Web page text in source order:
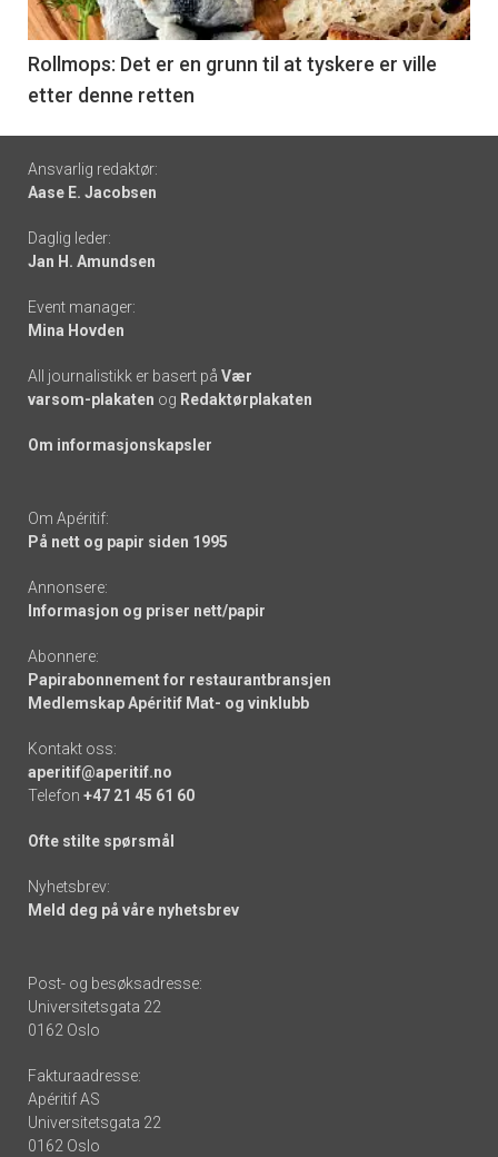
-
6
Rollmops: Det er en grunn til at tyskere er ville
etter denne retten
Footer
-
links
Ansvarlig redaktør:
Aase E. Jacobsen
Daglig leder:
Jan H. Amundsen
Event manager:
Mina Hovden
All journalistikk er basert på Vær
varsom-plakaten og Redaktørplakaten
Om informasjonskapsler
Om Apéritif:
På nett og papir siden 1995
Annonsere:
Informasjon og priser nett/papir
Abonnere:
Papirabonnement for restaurantbransjen
Medlemskap Apéritif Mat- og vinklubb
Kontakt oss:
aperitif@aperitif.no
Telefon +47 21 45 61 60
Ofte stilte spørsmål
Nyhetsbrev:
Meld deg på våre nyhetsbrev
Post- og besøksadresse:
Universitetsgata 22
0162 Oslo
Fakturaadresse:
Apéritif AS
Universitetsgata 22
0162 Oslo